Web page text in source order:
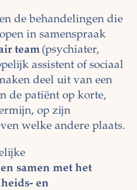
de behandelingen die
in samenspraak
team (psychiater,
assistent of sociaal
deel uit van een
de patiënt op korte,
op zijn
welke andere plaats.
samen met het
en